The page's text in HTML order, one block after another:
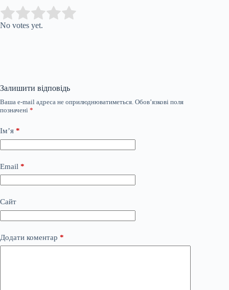
Rate this item:
No votes yet.
Залишити відповідь
Ваша e-mail адреса не оприлюднюватиметься. Обов’язкові поля
позначені *
Ім’я *
Email *
Сайт
Додати коментар *